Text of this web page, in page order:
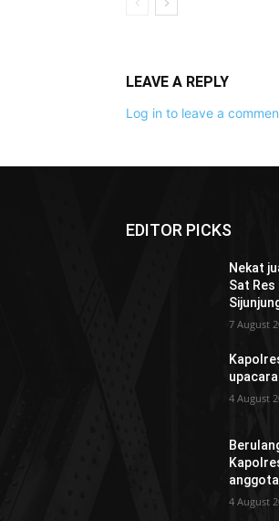
LEAVE A REPLY
Log in to leave a
EDITOR PICKS
Nekat
Sat
7 August
4 August
4 August